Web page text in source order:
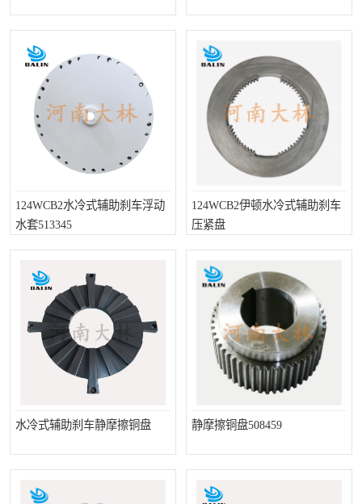
124WCB2水冷式辅助刹车浮动
水套513345
124WCB2伊顿水冷式辅助刹车
压紧盘
水冷式辅助刹车静摩擦铜盘 静摩擦铜盘508459